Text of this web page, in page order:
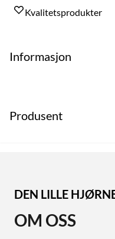
Kvalitetsprodukter
Informasjon
Produsent
DEN LILLE
med avdelinger for både
OM OSS